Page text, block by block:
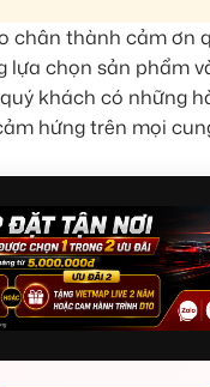
chân thành cảm ơn
lựa chọn sản phẩm
khách có những
hứng trên mọi